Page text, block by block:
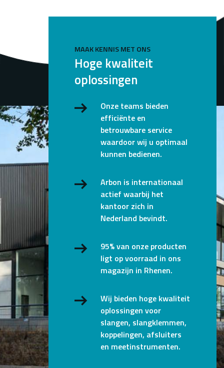
MAAK KENNIS MET ONS
Hoge kwaliteit
oplossingen
Onze teams bieden
efficiënte en
betrouwbare service
waardoor wij u optimaal
kunnen bedienen.
Arbon is internationaal
actief waarbij het
kantoor zich in
Nederland bevindt.
95% van onze producten
ligt op voorraad in ons
magazijn in Rhenen.
Wij bieden hoge kwaliteit
oplossingen voor
slangen, slangklemmen,
koppelingen, afsluiters
en meetinstrumenten.